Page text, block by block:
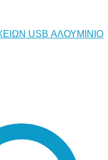
USB ΑΛΟΥΜΙΝΙΟ